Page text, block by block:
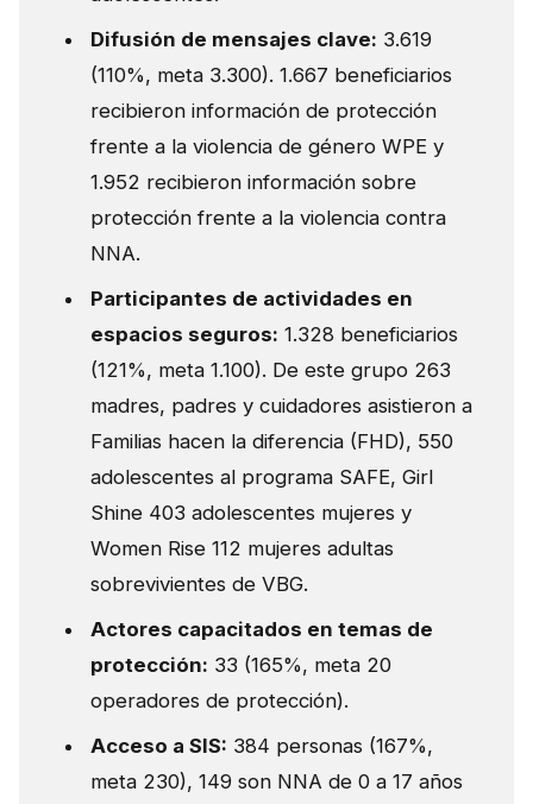
Difusión de mensajes clave: 3.619
(110%, meta 3.300). 1.667 beneficiarios
recibieron información de protección
frente a la violencia de género WPE y
1.952 recibieron información sobre
protección frente a la violencia contra
NNA.
Participantes de actividades en
espacios seguros: 1.328 beneficiarios
(121%, meta 1.100). De este grupo 263
madres, padres y cuidadores asistieron a
Familias hacen la diferencia (FHD), 550
adolescentes al programa SAFE, Girl
Shine 403 adolescentes mujeres y
Women Rise 112 mujeres adultas
sobrevivientes de VBG.
Actores capacitados en temas de
protección: 33 (165%, meta 20
operadores de protección).
Acceso a SIS: 384 personas (167%,
meta 230), 149 son NNA de 0 a 17 años